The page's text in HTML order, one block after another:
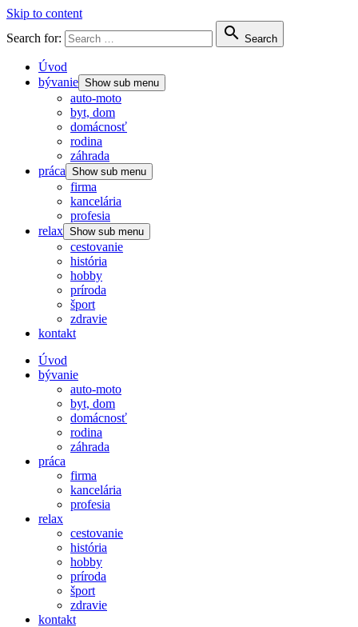
Skip to content
Search for:
 Search
Úvod
bývanie Show sub menu
auto-moto
byt, dom
domácnosť
rodina
záhrada
práca Show sub menu
firma
kancelária
profesia
relax Show sub menu
cestovanie
história
hobby
príroda
šport
zdravie
kontakt
Úvod
bývanie
auto-moto
byt, dom
domácnosť
rodina
záhrada
práca
firma
kancelária
profesia
relax
cestovanie
história
hobby
príroda
šport
zdravie
kontakt